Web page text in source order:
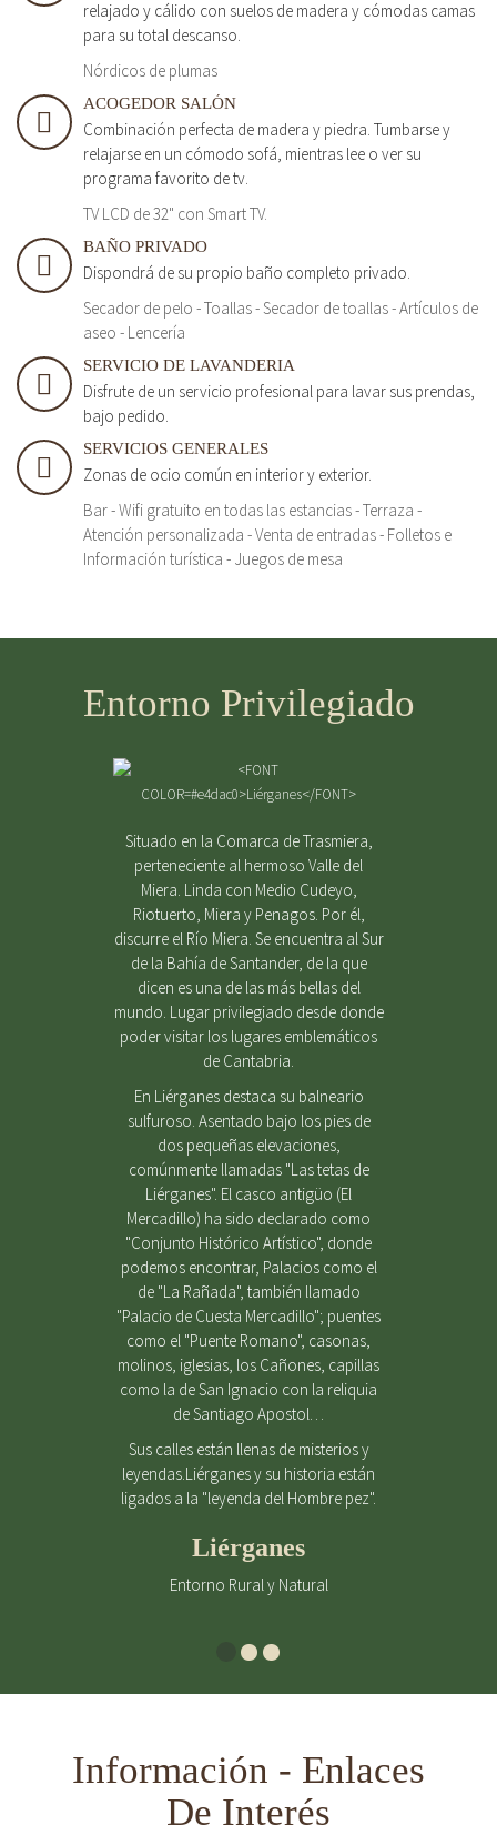
relajado y cálido con suelos de madera y cómodas camas
para su total descanso.
Nórdicos de plumas
ACOGEDOR SALÓN
Combinación perfecta de madera y piedra. Tumbarse y
relajarse en un cómodo sofá, mientras lee o ver su
programa favorito de tv.
TV LCD de 32" con Smart TV.
BAÑO PRIVADO
Dispondrá de su propio baño completo privado.
Secador de pelo - Toallas - Secador de toallas - Artículos de
aseo - Lencería
SERVICIO DE LAVANDERIA
Disfrute de un servicio profesional para lavar sus prendas,
bajo pedido.
SERVICIOS GENERALES
Zonas de ocio común en interior y exterior.
Bar - Wifi gratuito en todas las estancias - Terraza -
Atención personalizada - Venta de entradas - Folletos e
Información turística - Juegos de mesa
Entorno Privilegiado
Situado en la Comarca de Trasmiera,
perteneciente al hermoso Valle del
Miera. Linda con Medio Cudeyo,
Riotuerto, Miera y Penagos. Por él,
discurre el Río Miera. Se encuentra al Sur
de la Bahía de Santander, de la que
dicen es una de las más bellas del
mundo. Lugar privilegiado desde donde
poder visitar los lugares emblemáticos
de Cantabria.
En Liérganes destaca su balneario
sulfuroso. Asentado bajo los pies de
dos pequeñas elevaciones,
comúnmente llamadas "Las tetas de
Liérganes". El casco antigüo (El
Mercadillo) ha sido declarado como
"Conjunto Histórico Artístico", donde
podemos encontrar, Palacios como el
de "La Rañada", también llamado
"Palacio de Cuesta Mercadillo"; puentes
como el "Puente Romano", casonas,
molinos, iglesias, los Cañones, capillas
como la de San Ignacio con la reliquia
de Santiago Apostol…
Sus calles están llenas de misterios y
leyendas.Liérganes y su historia están
ligados a la "leyenda del Hombre pez".
Liérganes
Entorno Rural y Natural
Información - Enlaces
De Interés